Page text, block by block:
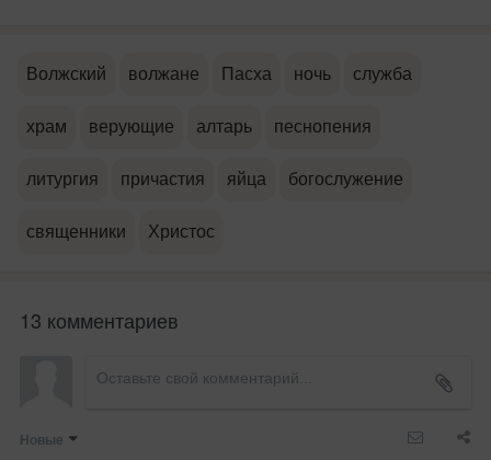
Волжский волжане Пасха ночь служба
храм верующие алтарь песнопения
литургия причастия яйца богослужение
священники Христос
13 комментариев
Новые